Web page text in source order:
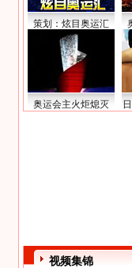
策划：炫目奥运汇
奥运会主火炬熄灭
视频集锦